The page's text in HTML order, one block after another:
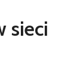
sieci